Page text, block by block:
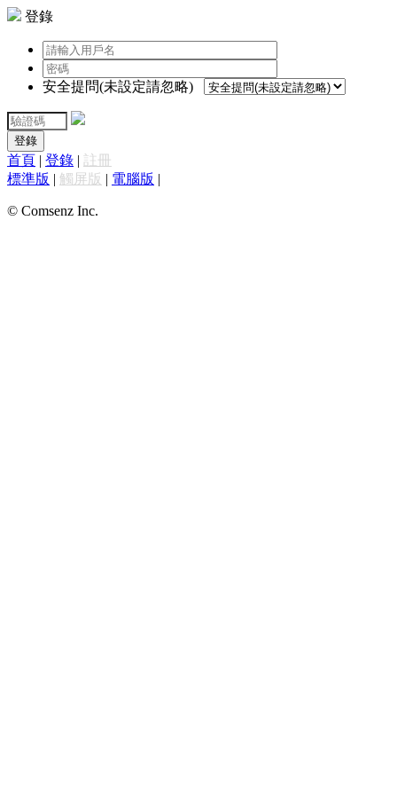
登錄
安全提問(未設定請忽略)
登錄
首頁 | 登錄 | 註冊
標準版 | 觸屏版 | 電腦版 |
© Comsenz Inc.